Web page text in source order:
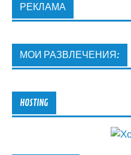
РЕКЛАМА
МОИ РАЗВЛЕЧЕНИЯ:
HOSTING